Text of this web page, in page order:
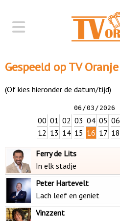
Gespeeld op TV Oranje
(Of kies hieronder de datum/tijd)
00 01 02 03 04 05 06
12 13 14 15 16 17 18
Ferry de Lits
In elk stadje
Peter Hartevelt
Lach leef en geniet
Vinzzent